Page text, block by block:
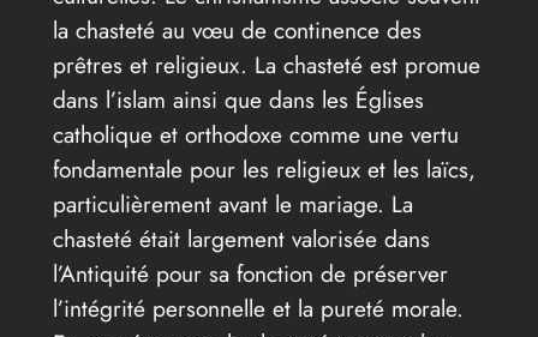
la chasteté au vœu de continence des
prêtres et religieux. La chasteté est promue
dans l’islam ainsi que dans les Églises
catholique et orthodoxe comme une vertu
fondamentale pour les religieux et les laïcs,
particulièrement avant le mariage. La
chasteté était largement valorisée dans
l’Antiquité pour sa fonction de préserver
l’intégrité personnelle et la pureté morale.